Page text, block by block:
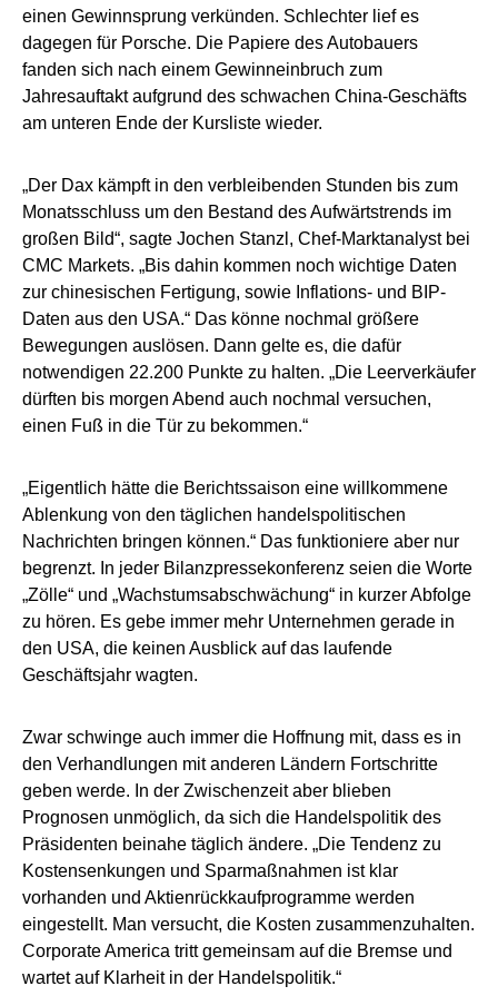
einen Gewinnsprung verkünden. Schlechter lief es
dagegen für Porsche. Die Papiere des Autobauers
fanden sich nach einem Gewinneinbruch zum
Jahresauftakt aufgrund des schwachen China-Geschäfts
am unteren Ende der Kursliste wieder.
„Der Dax kämpft in den verbleibenden Stunden bis zum
Monatsschluss um den Bestand des Aufwärtstrends im
großen Bild“, sagte Jochen Stanzl, Chef-Marktanalyst bei
CMC Markets. „Bis dahin kommen noch wichtige Daten
zur chinesischen Fertigung, sowie Inflations- und BIP-
Daten aus den USA.“ Das könne nochmal größere
Bewegungen auslösen. Dann gelte es, die dafür
notwendigen 22.200 Punkte zu halten. „Die Leerverkäufer
dürften bis morgen Abend auch nochmal versuchen,
einen Fuß in die Tür zu bekommen.“
„Eigentlich hätte die Berichtssaison eine willkommene
Ablenkung von den täglichen handelspolitischen
Nachrichten bringen können.“ Das funktioniere aber nur
begrenzt. In jeder Bilanzpressekonferenz seien die Worte
„Zölle“ und „Wachstumsabschwächung“ in kurzer Abfolge
zu hören. Es gebe immer mehr Unternehmen gerade in
den USA, die keinen Ausblick auf das laufende
Geschäftsjahr wagten.
Zwar schwinge auch immer die Hoffnung mit, dass es in
den Verhandlungen mit anderen Ländern Fortschritte
geben werde. In der Zwischenzeit aber blieben
Prognosen unmöglich, da sich die Handelspolitik des
Präsidenten beinahe täglich ändere. „Die Tendenz zu
Kostensenkungen und Sparmaßnahmen ist klar
vorhanden und Aktienrückkaufprogramme werden
eingestellt. Man versucht, die Kosten zusammenzuhalten.
Corporate America tritt gemeinsam auf die Bremse und
wartet auf Klarheit in der Handelspolitik.“